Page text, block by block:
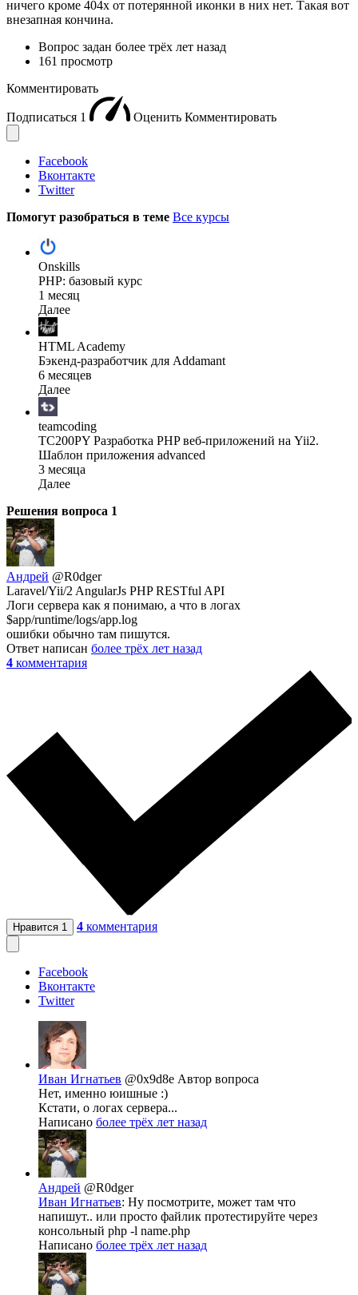
ничего кроме 404х от потерянной иконки в них нет. Такая вот
внезапная кончина.
Вопрос задан более трёх лет назад
161 просмотр
Комментировать
Подписаться 1 Оценить Комментировать
Facebook
Вконтакте
Twitter
Помогут разобраться в теме Все курсы
Onskills
PHP: базовый курс
1 месяц
Далее
HTML Academy
Бэкенд-разработчик для Addamant
6 месяцев
Далее
teamcoding
TC200PY Разработка PHP веб-приложений на Yii2.
Шаблон приложения advanced
3 месяца
Далее
Решения вопроса 1
Андрей @R0dger
Laravel/Yii/2 AngularJs PHP RESTful API
Логи сервера как я понимаю, а что в логах
$app/runtime/logs/app.log
ошибки обычно там пишутся.
Ответ написан более трёх лет назад
4 комментария
Нравится 1 4 комментария
Facebook
Вконтакте
Twitter
Иван Игнатьев @0x9d8e Автор вопроса
Нет, именно юишные :)
Кстати, о логах сервера...
Написано более трёх лет назад
Андрей @R0dger
Иван Игнатьев: Ну посмотрите, может там что
напишут.. или просто файлик протестируйте через
консольный php -l name.php
Написано более трёх лет назад